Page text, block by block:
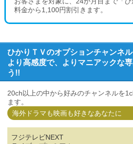
料金から1,100円割引きます。
ひかりＴＶのオプションチャンネル
より高感度で、よりマニアックな
う!!
20ch以上の中から好みのチャンネルを
ます。
海外ドラマも映画も好きなあなたに
フジテレビNEXT